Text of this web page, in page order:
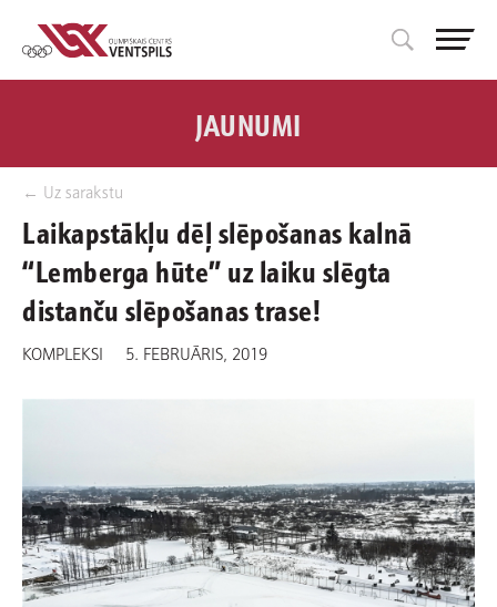
← Uz sarakstu
JAUNUMI
Laikapstākļu dēļ slēpošanas kalnā
“Lemberga hūte” uz laiku slēgta
distanču slēpošanas trase!
KOMPLEKSI 5. FEBRUĀRIS, 2019